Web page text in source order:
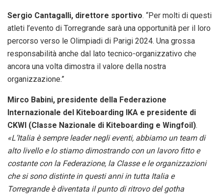
Sergio Cantagalli, direttore sportivo. “Per molti di questi
atleti l’evento di Torregrande sarà una opportunità per il loro
percorso verso le Olimpiadi di Parigi 2024. Una grossa
responsabilità anche dal lato tecnico-organizzativo che
ancora una volta dimostra il valore della nostra
organizzazione.”
Mirco Babini, presidente della Federazione
Internazionale del Kiteboarding IKA e presidente di
CKWI (Classe Nazionale di Kiteboarding e Wingfoil).
«L’Italia è sempre leader negli eventi, abbiamo un team di
alto livello e lo stiamo dimostrando con un lavoro fitto e
costante con la Federazione, la Classe e le organizzazioni
che si sono distinte in questi anni in tutta Italia e
Torregrande è diventata il punto di ritrovo del gotha